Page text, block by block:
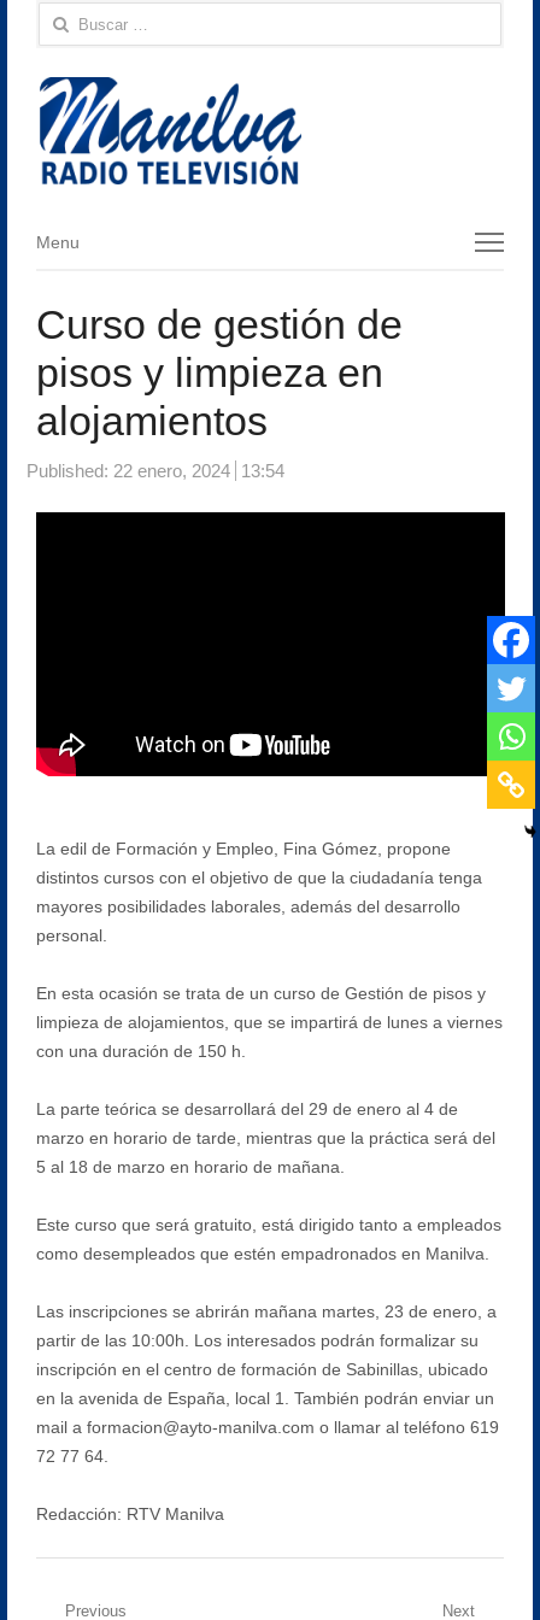
Buscar:
Menu
Menu
Curso de gestión de
pisos y limpieza en
alojamientos
Published: 22 enero, 2024 13:54
La edil de Formación y Empleo, Fina Gómez, propone
distintos cursos con el objetivo de que la ciudadanía tenga
mayores posibilidades laborales, además del desarrollo
personal.
En esta ocasión se trata de un curso de Gestión de pisos y
limpieza de alojamientos, que se impartirá de lunes a viernes
con una duración de 150 h.
La parte teórica se desarrollará del 29 de enero al 4 de
marzo en horario de tarde, mientras que la práctica será del
5 al 18 de marzo en horario de mañana.
Este curso que será gratuito, está dirigido tanto a empleados
como desempleados que estén empadronados en Manilva.
Las inscripciones se abrirán mañana martes, 23 de enero, a
partir de las 10:00h. Los interesados podrán formalizar su
inscripción en el centro de formación de Sabinillas, ubicado
en la avenida de España, local 1. También podrán enviar un
mail a formacion@ayto-manilva.com o llamar al teléfono 619
72 77 64.
Redacción: RTV Manilva
Previous Next